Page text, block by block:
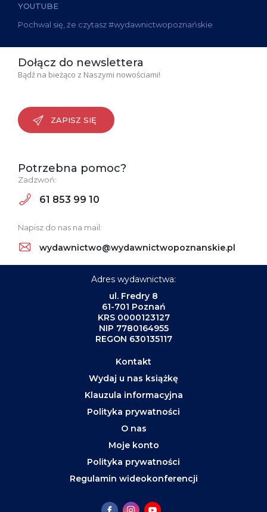
YOUTUBE
Pochwal się, że czytasz #wydawnictwopoznańskie
Dołącz do newslettera
Bądź na bieżąco z Naszymi nowościami!
ZAPISZ SIĘ
Potrzebna pomoc?
Zadzwoń:
61 853 99 10
Napisz do nas na mail:
wydawnictwo@wydawnictwopoznanskie.pl
Adres wydawnictwa:
ul. Fredry 8
61-701 Poznań
KRS 0000123127
NIP 7780164955
REGON 630135117
Kontakt
Wydaj u nas książkę
Klauzula informacyjna
Polityka prywatności
O nas
Moje konto
Polityka prywatności
Regulamin wideokonferencji